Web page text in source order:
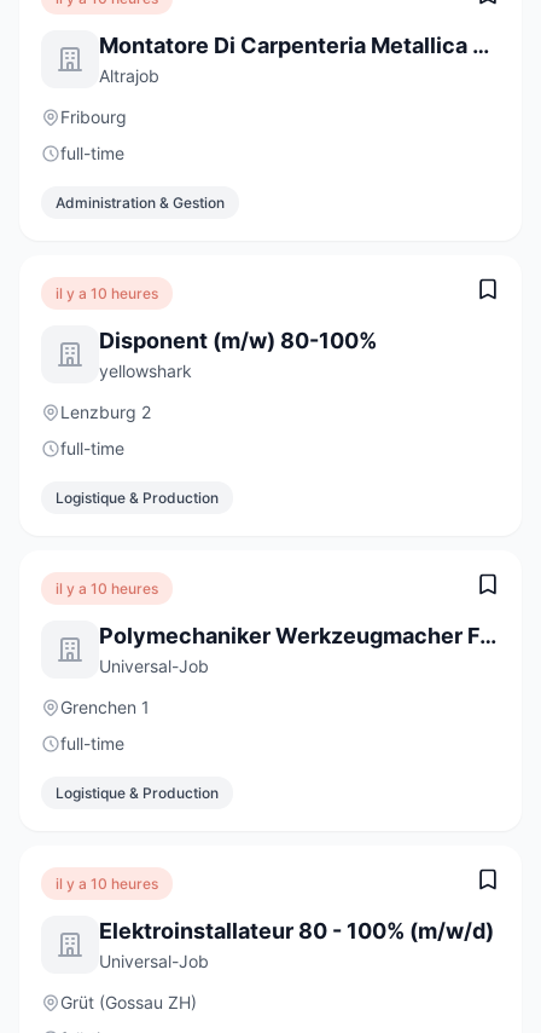
Montatore Di Carpenteria Metallica E Tecnico In Formazione
Altrajob
Fribourg
full-time
Administration & Gestion
il y a 10 heures
Disponent (m/w) 80-100%
yellowshark
Lenzburg 2
full-time
Logistique & Production
il y a 10 heures
Polymechaniker Werkzeugmacher Formenbau 100% (m/w/d)
Universal-Job
Grenchen 1
full-time
Logistique & Production
il y a 10 heures
Elektroinstallateur 80 - 100% (m/w/d)
Universal-Job
Grüt (Gossau ZH)